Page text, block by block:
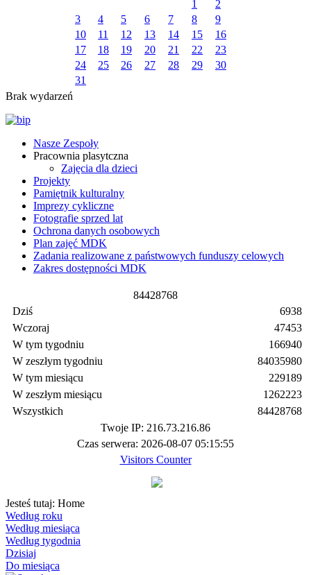
1
2
3
4 5 6 7 8
9
10
11 12 13 14 15
16
17
18 19 20 21 22
23
24
25 26 27 28 29
30
31
Brak wydarzeń
Nasze Zespoły
Pracownia plasytczna
Zajęcia dla dzieci
Projekty
Pamiętnik kulturalny
Imprezy cykliczne
Fotografie sprzed lat
Ochrona danych osobowych
Plan zajęć MDK
Zadania realizowane z państwowych funduszy celowych
Zakres dostępności MDK
84428768
Dziś
Wczoraj
W tym tygodniu
W zeszłym tygodniu
W tym miesiącu
W zeszłym miesiącu
Wszystkich
6938
47453
166940
84035980
229189
1262223
84428768
Twoje IP: 216.73.216.86
Czas serwera: 2026-08-07 05:15:55
Visitors Counter
Jesteś tutaj: Home
Według roku
Według miesiąca
Według tygodnia
Dzisiaj
Do miesiąca